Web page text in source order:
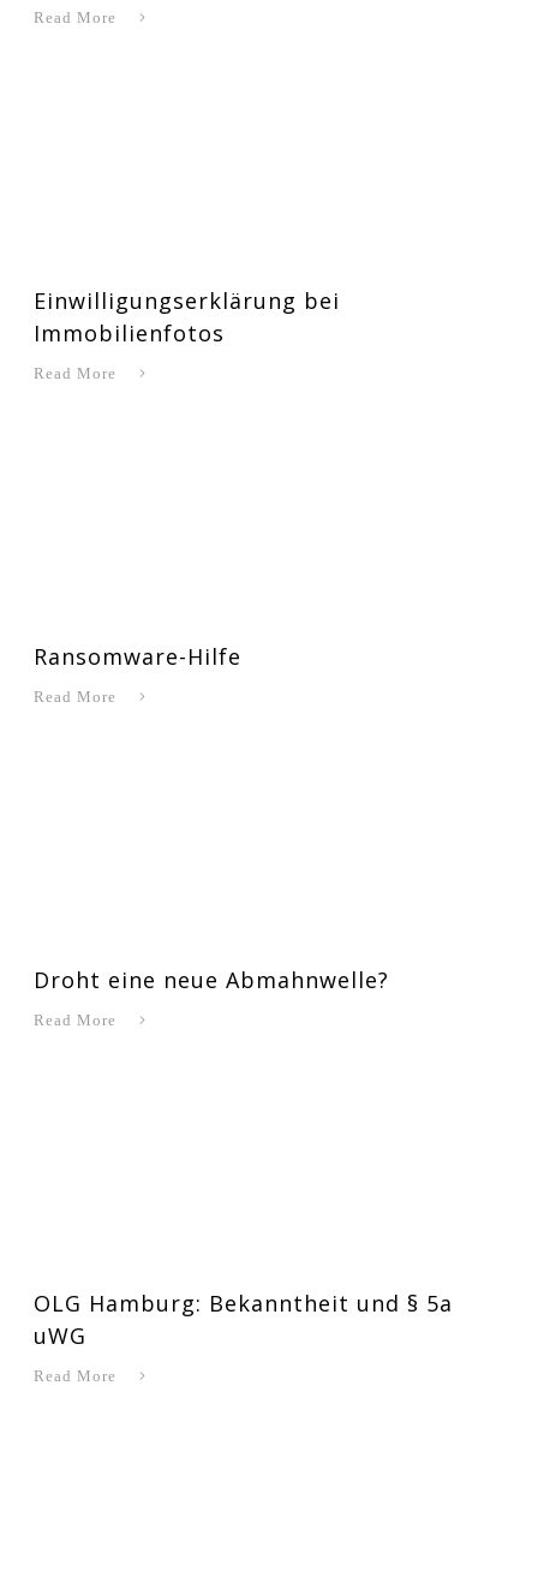
Read More
Einwilligungserklärung bei
Immobilienfotos
Read More
Ransomware-Hilfe
Read More
Droht eine neue Abmahnwelle?
Read More
OLG Hamburg: Bekanntheit und § 5a
uWG
Read More